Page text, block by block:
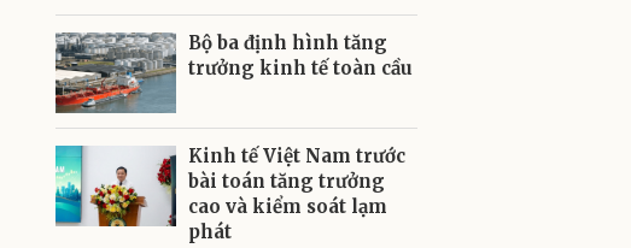
Bộ ba định hình tăng
trưởng kinh tế toàn cầu
Kinh tế Việt Nam trước
bài toán tăng trưởng
cao và kiểm soát lạm
phát